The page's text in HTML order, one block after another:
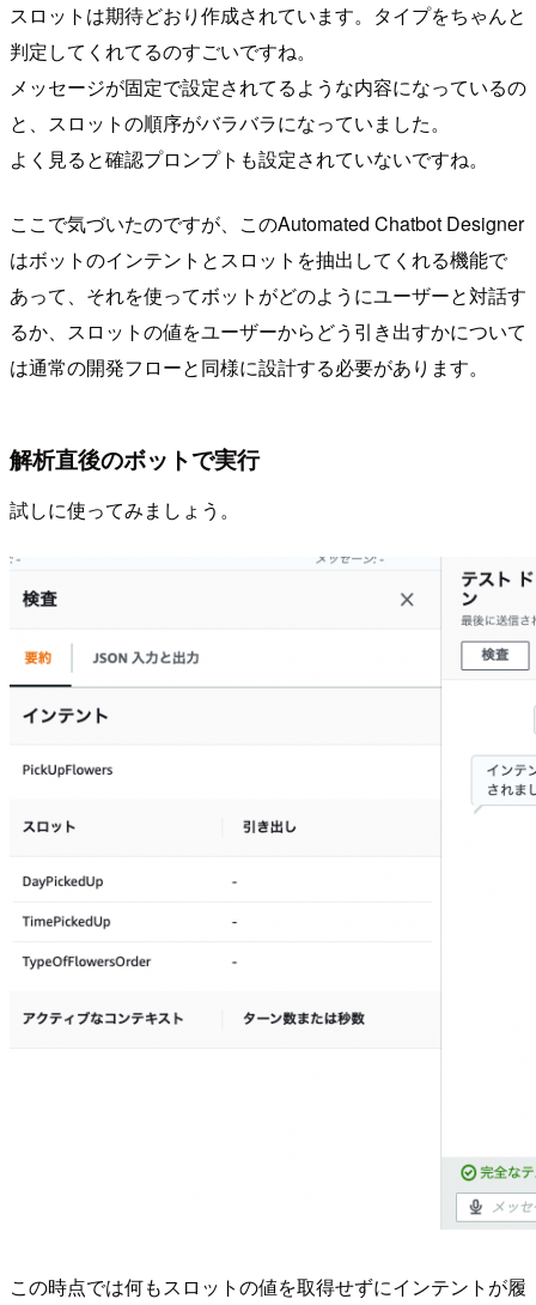
スロットは期待どおり作成されています。タイプをちゃんと
判定してくれてるのすごいですね。
メッセージが固定で設定されてるような内容になっているの
と、スロットの順序がバラバラになっていました。
よく見ると確認プロンプトも設定されていないですね。
ここで気づいたのですが、このAutomated Chatbot Designer
はボットのインテントとスロットを抽出してくれる機能で
あって、それを使ってボットがどのようにユーザーと対話す
るか、スロットの値をユーザーからどう引き出すかについて
は通常の開発フローと同様に設計する必要があります。
解析直後のボットで実行
試しに使ってみましょう。
この時点では何もスロットの値を取得せずにインテントが履